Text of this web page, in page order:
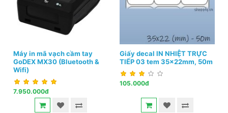
Máy in mã vạch cầm tay
GoDEX MX30 (Bluetooth &
Wifi)
7.950.000đ
Giấy decal IN NHIỆT TRỰC
TIẾP 03 tem 35x22mm, 50m
105.000đ